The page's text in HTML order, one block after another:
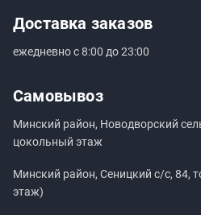
Доставка заказов
ежедневно с 8:00 до 23:00
Самовывоз
Минский район, Новодворский
цокольный этаж
Минский район, Сеницкий с/с, 84,
этаж)